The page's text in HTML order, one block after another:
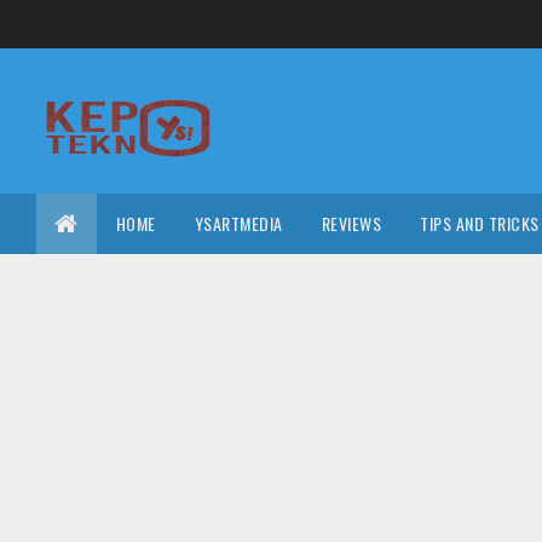
HOME YSARTMEDIA REVIEWS TIPS AND TRICKS